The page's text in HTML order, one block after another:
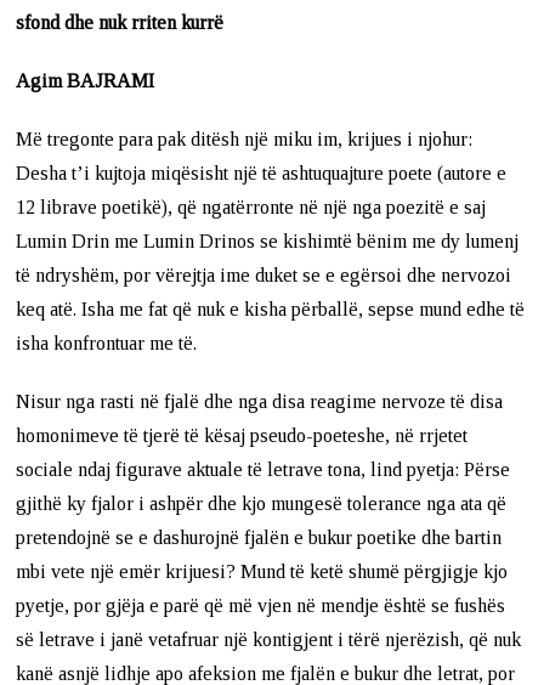
sfond dhe nuk rriten kurrë
Agim BAJRAMI
Më tregonte para pak ditësh një miku im, krijues i njohur:
Desha t’i kujtoja miqësisht një të ashtuquajture poete (autore e
12 librave poetikë), që ngatërronte në një nga poezitë e saj
Lumin Drin me Lumin Drinos se kishimtë bënim me dy lumenj
të ndryshëm, por vërejtja ime duket se e egërsoi dhe nervozoi
keq atë. Isha me fat që nuk e kisha përballë, sepse mund edhe të
isha konfrontuar me të.
Nisur nga rasti në fjalë dhe nga disa reagime nervoze të disa
homonimeve të tjerë të kësaj pseudo-poeteshe, në rrjetet
sociale ndaj figurave aktuale të letrave tona, lind pyetja: Përse
gjithë ky fjalor i ashpër dhe kjo mungesë tolerance nga ata që
pretendojnë se e dashurojnë fjalën e bukur poetike dhe bartin
mbi vete një emër krijuesi? Mund të ketë shumë përgjigje kjo
pyetje, por gjëja e parë që më vjen në mendje është se fushës
së letrave i janë vetafruar një kontigjent i tërë njerëzish, që nuk
kanë asnjë lidhje apo afeksion me fjalën e bukur dhe letrat, por